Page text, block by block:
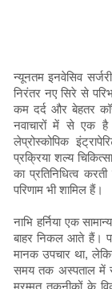
न्यूनतम इनवेसिव
निरंतर नए सिरे से
कम दर्द और बेहतर
नवाचारों में से एक है
लेप्रोस्कोपिक
प्रक्रिया शल्य
का प्रतिनिधित्व
परिणाम भी शामिल हैं।
नाभि हर्निया एक
बाहर निकल आते हैं।
मानक उपचार था,
समय तक अस्पताल में